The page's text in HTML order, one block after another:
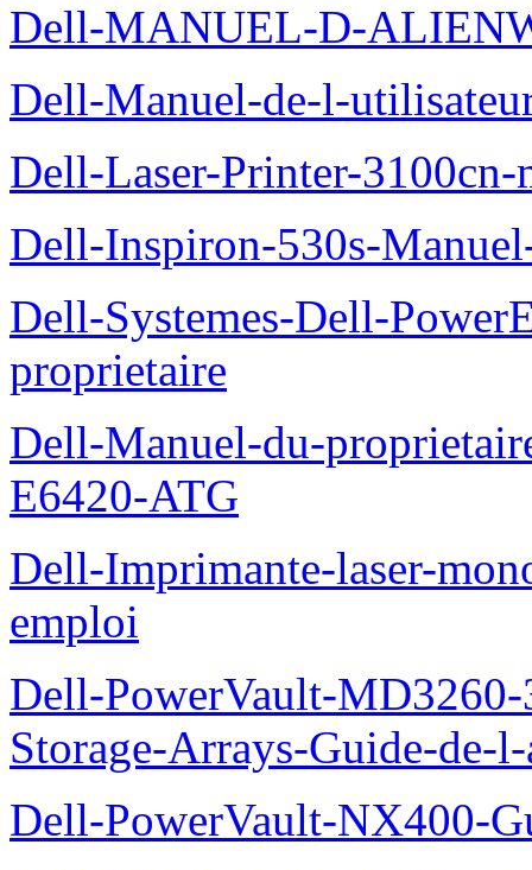
Dell-MANUEL-D-
Dell-Manuel-de-l-
Dell-Laser-Printer-
Dell-Inspiron-530s-
Dell-Systemes-Dell-
proprietaire
Dell-Manuel-du-
E6420-ATG
Dell-Imprimante-laser-
emploi
Dell-PowerVault-
Storage-Arrays-Guide-de-
Dell-PowerVault-NX400-